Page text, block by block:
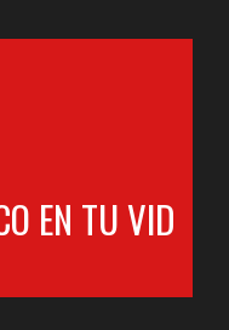
EN TU VID